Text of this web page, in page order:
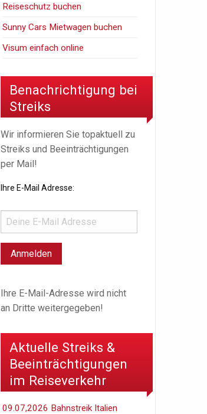
Reiseschutz buchen
Sunny Cars Mietwagen buchen
Visum einfach online
Benachrichtigung bei
Streiks
Wir informieren Sie topaktuell zu
Streiks und Beeinträchtigungen
per Mail!
Ihre E-Mail Adresse:
Ihre E-Mail-Adresse wird nicht
an Dritte weitergegeben!
Aktuelle Streiks &
Beeinträchtigungen
im Reiseverkehr
09.07,2026 Bahnstreik Italien